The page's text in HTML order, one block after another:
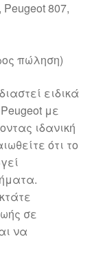
Peugeot 807,
πώληση)
ειδικά
με
ιδανική
ότι το
σε
να